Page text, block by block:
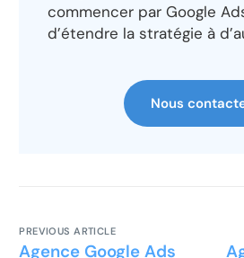
commencer par Google
d’étendre la stratégie à
Nous
PREVIOUS ARTICLE
Agence Google Ads